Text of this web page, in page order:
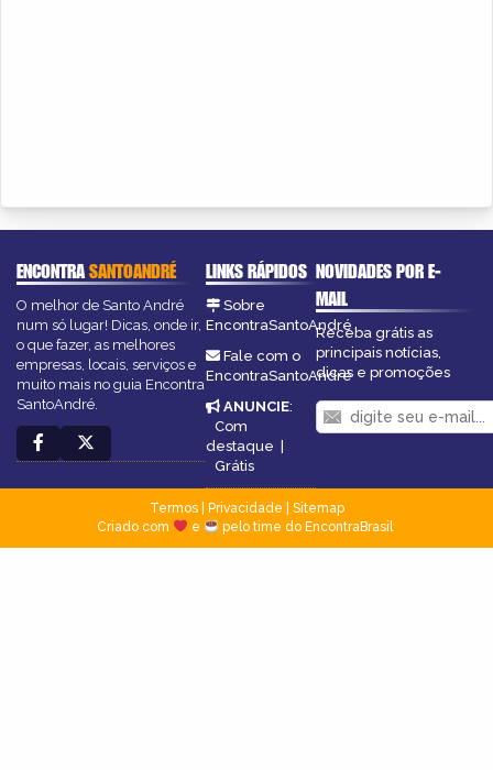
ENCONTRASANTOANDRÉ
O melhor de Santo André
num só lugar! Dicas, onde ir,
o que fazer, as melhores
empresas, locais, serviços e
muito mais no guia Encontra
SantoAndré.
LINKS RÁPIDOS
Sobre
EncontraSantoAndré
Fale com o
EncontraSantoAndré
ANUNCIE:
Com
destaque |
Grátis
NOVIDADES POR E-
MAIL
Receba grátis as
principais notícias,
dicas e promoções
Termos| Privacidade
Sitemap
Criado com
e pelo time do EncontraBrasil